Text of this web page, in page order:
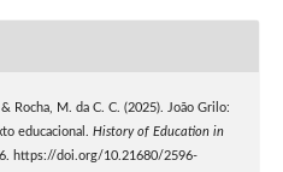
Rocha, M. da C. C. (2025). João Grilo:
educacional. History of Education in
https://doi.org/10.21680/2596-